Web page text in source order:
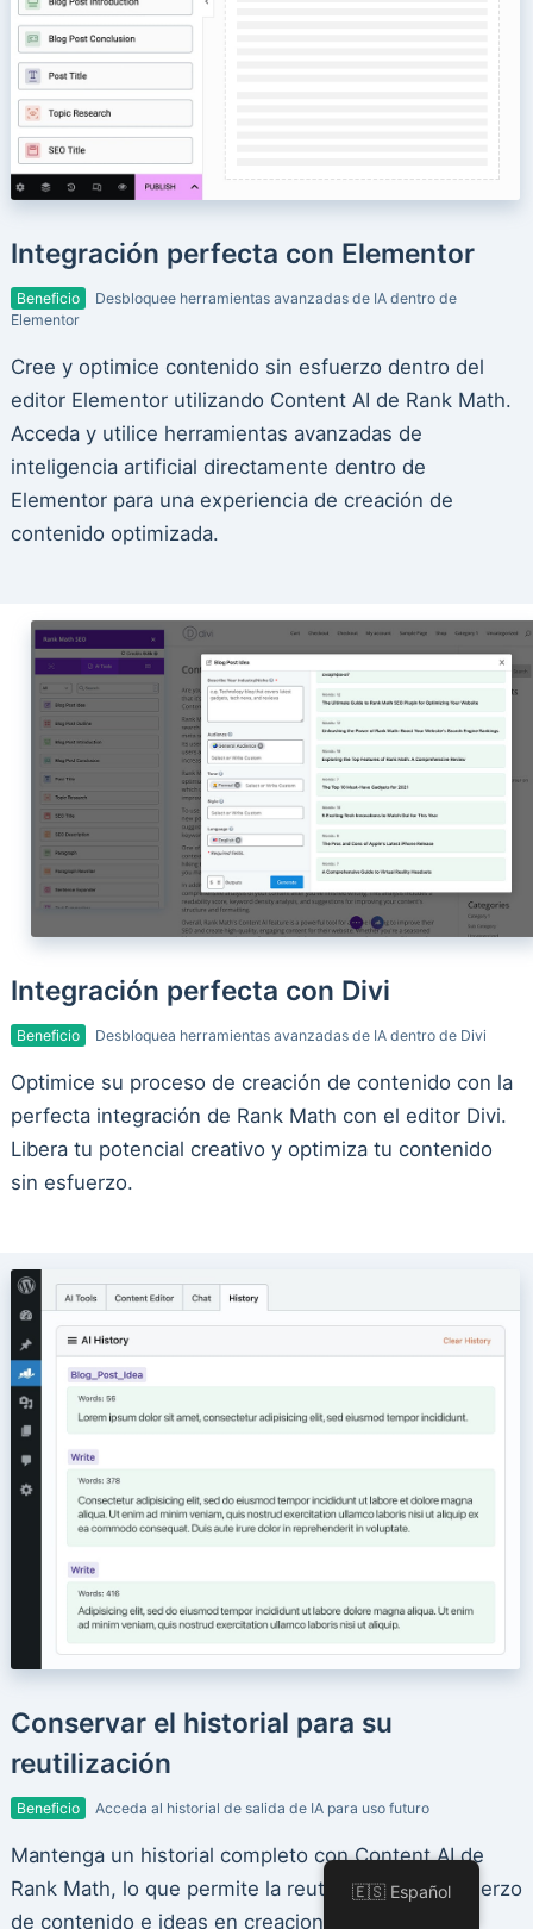
Integración perfecta con Elementor
Beneficio
Desbloquee herramientas avanzadas de IA dentro de
Elementor
Cree y optimice contenido sin esfuerzo dentro del
editor Elementor utilizando Content AI de Rank Math.
Acceda y utilice herramientas avanzadas de
inteligencia artificial directamente dentro de
Elementor para una experiencia de creación de
contenido optimizada.
Integración perfecta con Divi
Beneficio Desbloquea herramientas avanzadas de IA dentro de Divi
Optimice su proceso de creación de contenido con la
perfecta integración de Rank Math con el editor Divi.
Libera tu potencial creativo y optimiza tu contenido
sin esfuerzo.
Conservar el historial para su
reutilización
Beneficio Acceda al historial de salida de IA para uso futuro
Mantenga un historial completo con Content AI de
Rank Math, lo que permite la reutilización sin esfuerzo
de contenido e ideas en creaciones futuras,
🇪🇸 Español